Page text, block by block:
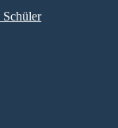
Schüler